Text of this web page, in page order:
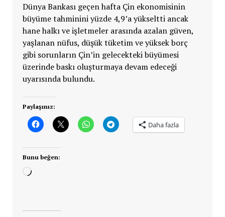
Dünya Bankası geçen hafta Çin ekonomisinin
büyüme tahminini yüzde 4,9’a yükseltti ancak
hane halkı ve işletmeler arasında azalan güven,
yaşlanan nüfus, düşük tüketim ve yüksek borç
gibi sorunların Çin’in gelecekteki büyümesi
üzerinde baskı oluşturmaya devam edeceği
uyarısında bulundu.
Paylaşınız:
Daha fazla
Bunu beğen:
Yükleniyor...